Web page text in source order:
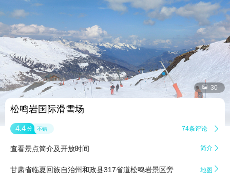
 30
松鸣岩国际滑雪场
4.4 分 不错 74条评论 
查看景点简介及开放时间 简介 
甘肃省临夏回族自治州和政县317省道松鸣岩景区旁 地图 
